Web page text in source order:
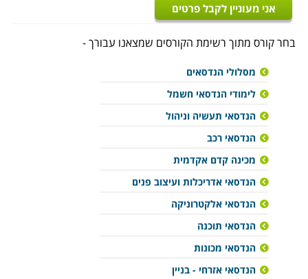
אני מעוניין לקבל פרטים
בחר קורס מתוך רשימת הקורסים שמצאנו עבורך -
מסלולי הנדסאים
לימודי הנדסאי חשמל
הנדסאי תעשיה וניהול
הנדסאי רכב
מכינה קדם אקדמית
הנדסאי אדריכלות ועיצוב פנים
הנדסאי אלקטרוניקה
הנדסאי תוכנה
הנדסאי מכונות
הנדסאי אזרחי - בניין